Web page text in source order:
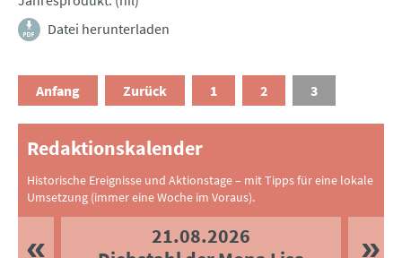
Datei herunterladen
Anfang Zurück 1 2 3
Redaktionskalender
Historische Ereignisse und Aktionstage – mit Tipps für eine lokale
Umsetzung (immer eine Woche im Voraus).
21.08.2026